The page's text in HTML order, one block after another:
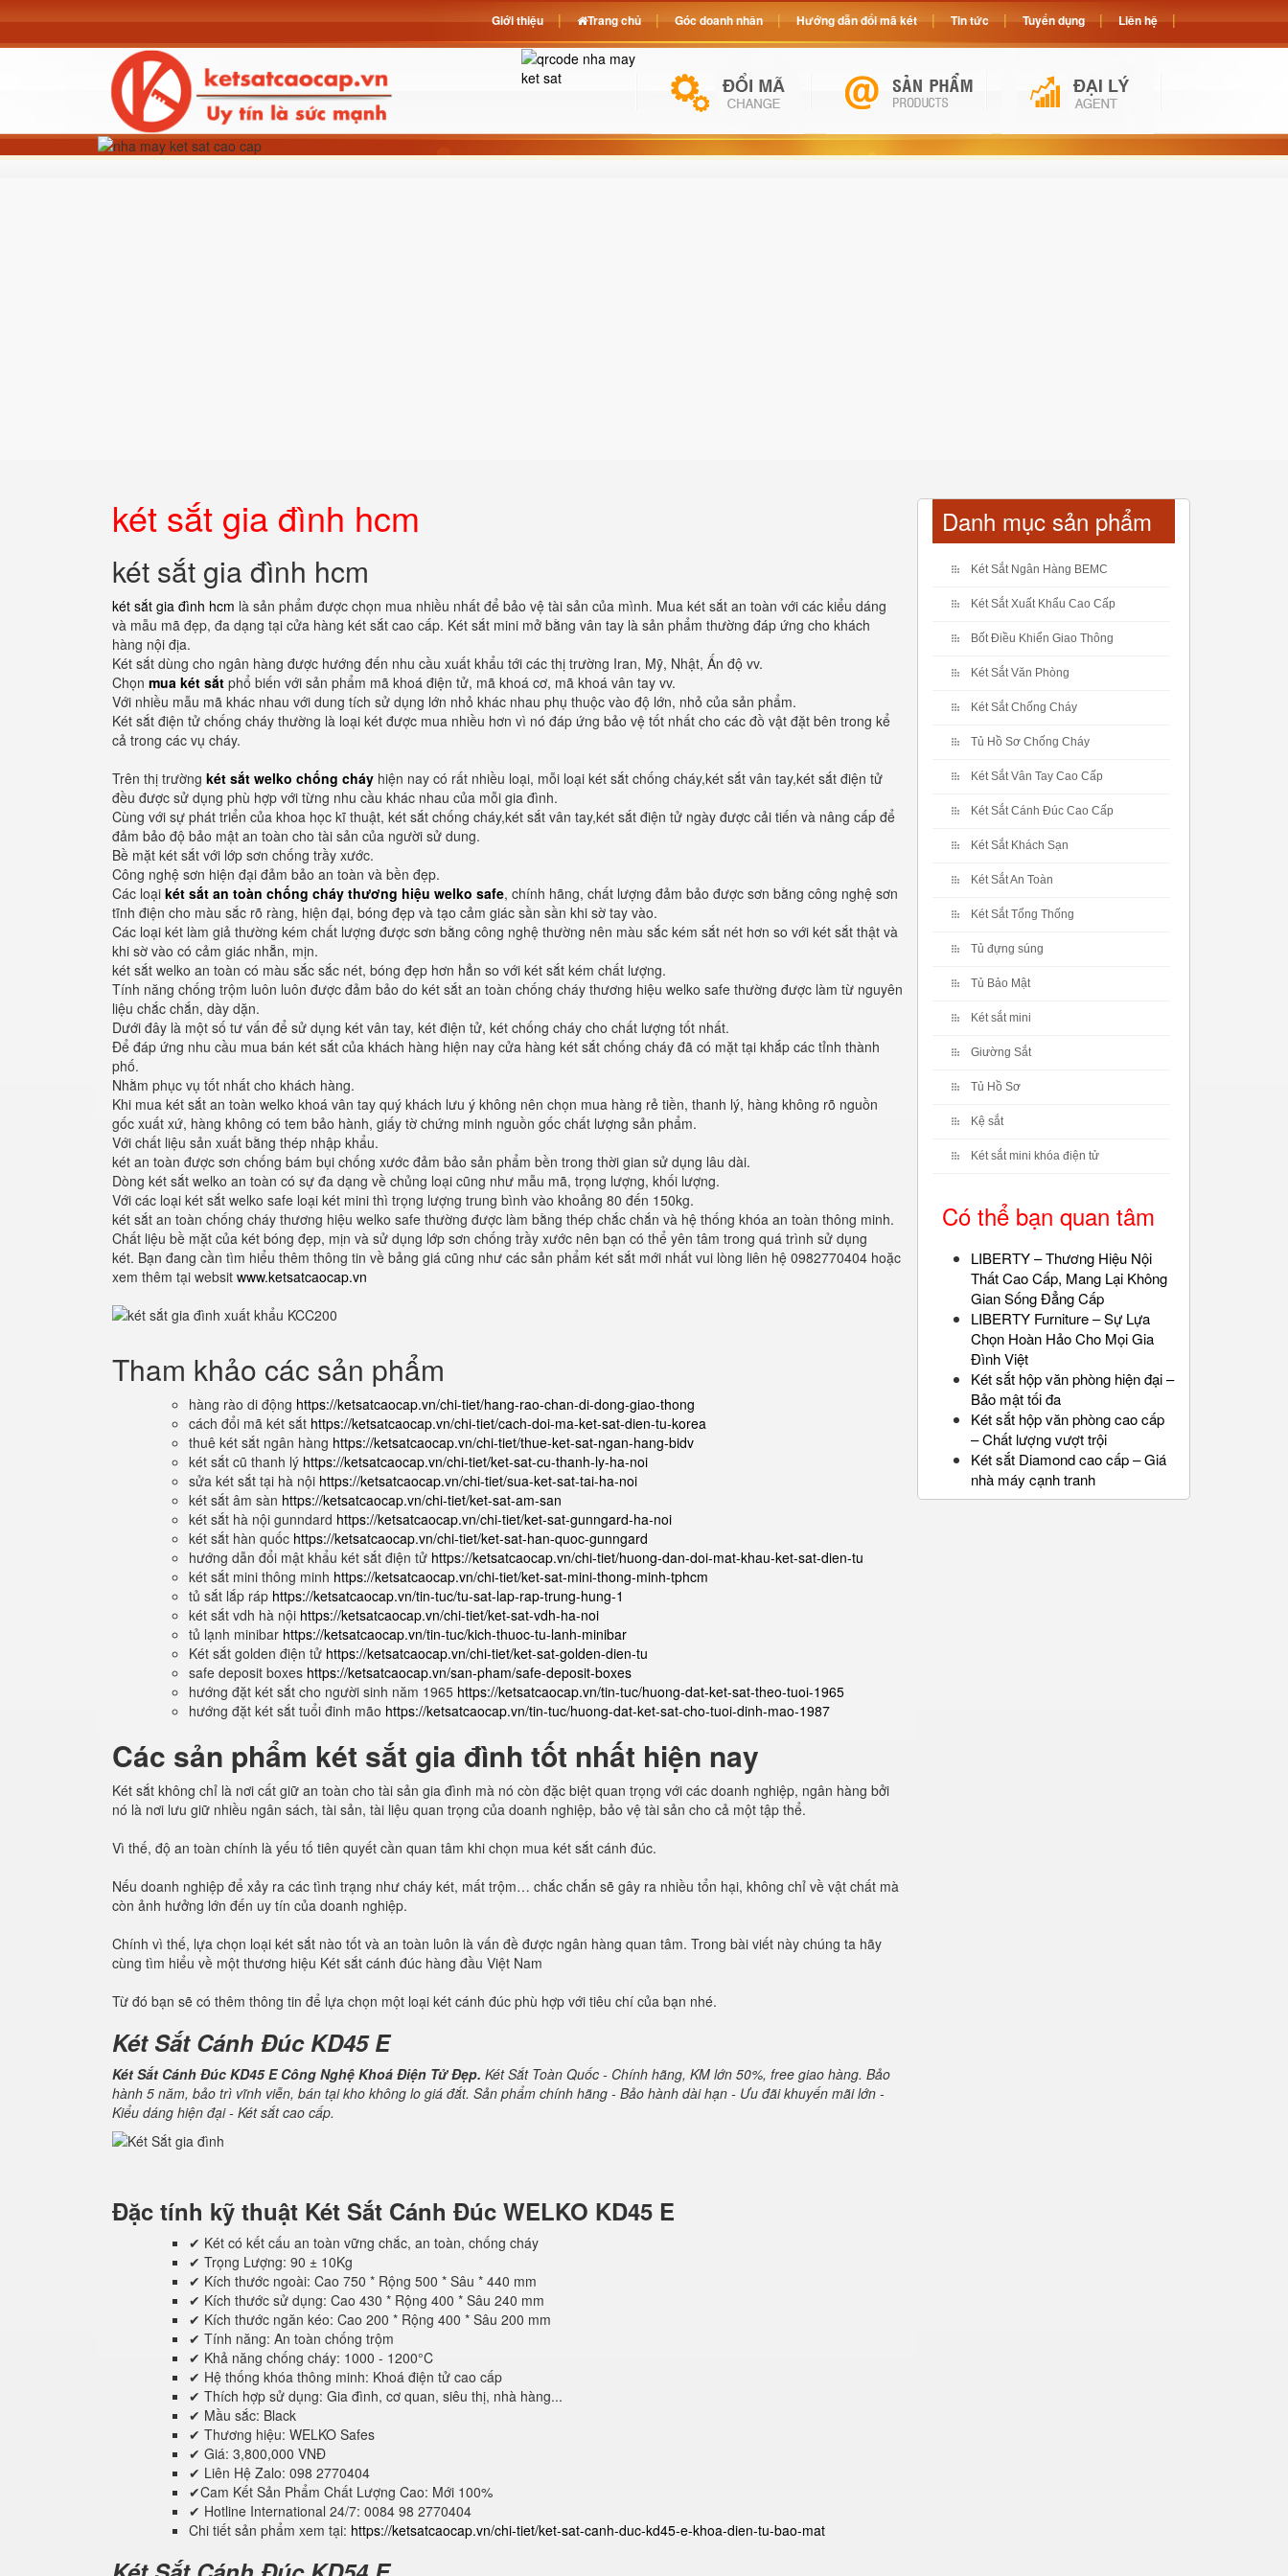
két sắt gia đình hcm
két sắt gia đình hcm
két sắt gia đình hcm là sản phẩm được chọn mua nhiều nhất để bảo vệ tài sản của mình. Mua két sắt an toàn với các kiểu dáng
và mẫu mã đẹp, đa dạng tại cửa hàng két sắt cao cấp. Két sắt mini mở bằng vân tay là sản phẩm thường đáp ứng cho khách
hàng nội địa.
Két sắt dùng cho ngân hàng được hướng đến nhu cầu xuất khẩu tới các thị trường Iran, Mỹ, Nhật, Ấn độ vv.
Chọn mua két sắt phổ biến với sản phẩm mã khoá điện tử, mã khoá cơ, mã khoá vân tay vv.
Với nhiều mẫu mã khác nhau với dung tích sử dụng lớn nhỏ khác nhau phụ thuộc vào độ lớn, nhỏ của sản phẩm.
Két sắt điện tử chống cháy thường là loại két được mua nhiều hơn vì nó đáp ứng bảo vệ tốt nhất cho các đồ vật đặt bên trong kể
cả trong các vụ cháy.
Trên thị trường két sắt welko chống cháy hiện nay có rất nhiều loại, mỗi loại két sắt chống cháy,két sắt vân tay,két sắt điện tử
đều được sử dụng phù hợp với từng nhu cầu khác nhau của mỗi gia đình.
Cùng với sự phát triển của khoa học kĩ thuật, két sắt chống cháy,két sắt vân tay,két sắt điện tử ngày được cải tiến và nâng cấp để
đảm bảo độ bảo mật an toàn cho tài sản của người sử dung.
Bề mặt két sắt với lớp sơn chống trầy xước.
Công nghệ sơn hiện đại đảm bảo an toàn và bền đẹp.
Các loại két sắt an toàn chống cháy thương hiệu welko safe, chính hãng, chất lượng đảm bảo được sơn bằng công nghệ sơn
tĩnh điện cho màu sắc rõ ràng, hiện đại, bóng đẹp và tạo cảm giác sần sần khi sờ tay vào.
Các loại két làm giả thường kém chất lượng được sơn bằng công nghệ thường nên màu sắc kém sắt nét hơn so với két sắt thật và
khi sờ vào có cảm giác nhẵn, mịn.
két sắt welko an toàn có màu sắc sắc nét, bóng đẹp hơn hẳn so với két sắt kém chất lượng.
Tính năng chống trộm luôn luôn được đảm bảo do két sắt an toàn chống cháy thương hiệu welko safe thường được làm từ nguyên
liệu chắc chắn, dày dặn.
Dưới đây là một số tư vấn để sử dụng két vân tay, két điện tử, két chống cháy cho chất lượng tốt nhất.
Để đáp ứng nhu cầu mua bán két sắt của khách hàng hiện nay cửa hàng két sắt chống cháy đã có mặt tại khắp các tỉnh thành
phố.
Nhằm phục vụ tốt nhất cho khách hàng.
Khi mua két sắt an toàn welko khoá vân tay quý khách lưu ý không nên chọn mua hàng rẻ tiền, thanh lý, hàng không rõ nguồn
gốc xuất xứ, hàng không có tem bảo hành, giấy tờ chứng minh nguồn gốc chất lượng sản phẩm.
Với chất liệu sản xuất bằng thép nhập khẩu.
két an toàn được sơn chống bám bụi chống xước đảm bảo sản phẩm bền trong thời gian sử dụng lâu dài.
Dòng két sắt welko an toàn có sự đa dạng về chủng loại cũng như mẫu mã, trọng lượng, khối lượng.
Với các loại két sắt welko safe loại két mini thì trọng lượng trung bình vào khoảng 80 đến 150kg.
két sắt an toàn chống cháy thương hiệu welko safe thường được làm bằng thép chắc chắn và hệ thống khóa an toàn thông minh.
Chất liệu bề mặt của két bóng đẹp, mịn và sử dụng lớp sơn chống trầy xước nên bạn có thể yên tâm trong quá trình sử dụng
két. Bạn đang cần tìm hiểu thêm thông tin về bảng giá cũng như các sản phẩm két sắt mới nhất vui lòng liên hệ 0982770404 hoặc
xem thêm tại websit www.ketsatcaocap.vn
Tham khảo các sản phẩm
hàng rào di động https://ketsatcaocap.vn/chi-tiet/hang-rao-chan-di-dong-giao-thong
cách đổi mã két sắt https://ketsatcaocap.vn/chi-tiet/cach-doi-ma-ket-sat-dien-tu-korea
thuê két sắt ngân hàng https://ketsatcaocap.vn/chi-tiet/thue-ket-sat-ngan-hang-bidv
két sắt cũ thanh lý https://ketsatcaocap.vn/chi-tiet/ket-sat-cu-thanh-ly-ha-noi
sửa két sắt tại hà nội https://ketsatcaocap.vn/chi-tiet/sua-ket-sat-tai-ha-noi
két sắt âm sàn https://ketsatcaocap.vn/chi-tiet/ket-sat-am-san
két sắt hà nội gunndard https://ketsatcaocap.vn/chi-tiet/ket-sat-gunngard-ha-noi
két sắt hàn quốc https://ketsatcaocap.vn/chi-tiet/ket-sat-han-quoc-gunngard
hướng dẫn đổi mật khẩu két sắt điện tử https://ketsatcaocap.vn/chi-tiet/huong-dan-doi-mat-khau-ket-sat-dien-tu
két sắt mini thông minh https://ketsatcaocap.vn/chi-tiet/ket-sat-mini-thong-minh-tphcm
tủ sắt lắp ráp https://ketsatcaocap.vn/tin-tuc/tu-sat-lap-rap-trung-hung-1
két sắt vdh hà nội https://ketsatcaocap.vn/chi-tiet/ket-sat-vdh-ha-noi
tủ lạnh minibar https://ketsatcaocap.vn/tin-tuc/kich-thuoc-tu-lanh-minibar
Két sắt golden điện tử https://ketsatcaocap.vn/chi-tiet/ket-sat-golden-dien-tu
safe deposit boxes https://ketsatcaocap.vn/san-pham/safe-deposit-boxes
hướng đặt két sắt cho người sinh năm 1965 https://ketsatcaocap.vn/tin-tuc/huong-dat-ket-sat-theo-tuoi-1965
hướng đặt két sắt tuổi đinh mão https://ketsatcaocap.vn/tin-tuc/huong-dat-ket-sat-cho-tuoi-dinh-mao-1987
Các sản phẩm két sắt gia đình tốt nhất hiện nay
Két sắt không chỉ là nơi cất giữ an toàn cho tài sản gia đình mà nó còn đặc biệt quan trọng với các doanh nghiệp, ngân hàng bởi
nó là nơi lưu giữ nhiều ngân sách, tài sản, tài liệu quan trọng của doanh nghiệp, bảo vệ tài sản cho cả một tập thể.
Vì thế, độ an toàn chính là yếu tố tiên quyết cần quan tâm khi chọn mua két sắt cánh đúc.
Nếu doanh nghiệp để xảy ra các tình trạng như cháy két, mất trộm… chắc chắn sẽ gây ra nhiều tổn hại, không chỉ về vật chất mà
còn ảnh hưởng lớn đến uy tín của doanh nghiệp.
Chính vì thế, lựa chọn loại két sắt nào tốt và an toàn luôn là vấn đề được ngân hàng quan tâm. Trong bài viết này chúng ta hãy
cùng tìm hiểu về một thương hiệu Két sắt cánh đúc hàng đầu Việt Nam
Từ đó bạn sẽ có thêm thông tin để lựa chọn một loại két cánh đúc phù hợp với tiêu chí của bạn nhé.
Két Sắt Cánh Đúc KD45 E
Két Sắt Cánh Đúc KD45 E Công Nghệ Khoá Điện Tử Đẹp. Két Sắt Toàn Quốc - Chính hãng, KM lớn 50%, free giao hàng. Bảo
hành 5 năm, bảo trì vĩnh viễn, bán tại kho không lo giá đắt. Sản phẩm chính hãng - Bảo hành dài hạn - Ưu đãi khuyến mãi lớn -
Kiểu dáng hiện đại - Két sắt cao cấp.
Đặc tính kỹ thuật Két Sắt Cánh Đúc WELKO KD45 E
✔ Két có kết cấu an toàn vững chắc, an toàn, chống cháy
✔ Trọng Lượng: 90 ± 10Kg
✔ Kích thước ngoài: Cao 750 * Rộng 500 * Sâu * 440 mm
✔ Kích thước sử dụng: Cao 430 * Rộng 400 * Sâu 240 mm
✔ Kích thước ngăn kéo: Cao 200 * Rộng 400 * Sâu 200 mm
✔ Tính năng: An toàn chống trộm
✔ Khả năng chống cháy: 1000 - 1200°C
✔ Hệ thống khóa thông minh: Khoá điện tử cao cấp
✔ Thích hợp sử dụng: Gia đình, cơ quan, siêu thị, nhà hàng...
✔ Mầu sắc: Black
✔ Thương hiệu: WELKO Safes
✔ Giá: 3,800,000 VNĐ
✔ Liên Hệ Zalo: 098 2770404
✔Cam Kết Sản Phẩm Chất Lượng Cao: Mới 100%
✔ Hotline International 24/7: 0084 98 2770404
Chi tiết sản phẩm xem tại: https://ketsatcaocap.vn/chi-tiet/ket-sat-canh-duc-kd45-e-khoa-dien-tu-bao-mat
Danh mục sản phẩm
Két Sắt Ngân Hàng BEMC
Két Sắt Xuất Khẩu Cao Cấp
Bốt Điều Khiển Giao Thông
Két Sắt Văn Phòng
Két Sắt Chống Cháy
Tủ Hồ Sơ Chống Cháy
Két Sắt Vân Tay Cao Cấp
Két Sắt Cánh Đúc Cao Cấp
Két Sắt Khách Sạn
Két Sắt An Toàn
Két Sắt Tổng Thống
Tủ đựng súng
Tủ Bảo Mật
Két sắt mini
Giường Sắt
Tủ Hồ Sơ
Kệ sắt
Két sắt mini khóa điện tử
Có thể bạn quan tâm
LIBERTY – Thương Hiệu Nội
Thất Cao Cấp, Mang Lại Không
Gian Sống Đẳng Cấp
LIBERTY Furniture – Sự Lựa
Chọn Hoàn Hảo Cho Mọi Gia
Đình Việt
Két sắt hộp văn phòng hiện đại –
Bảo mật tối đa
Két sắt hộp văn phòng cao cấp
– Chất lượng vượt trội
Két sắt Diamond cao cấp – Giá
nhà máy cạnh tranh
Giới thiệu Trang chủ Góc doanh nhân Hướng dẫn đổi mã két Tin tức Tuyển dụng Liên hệ